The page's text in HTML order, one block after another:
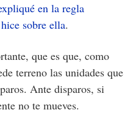
en la regla
sobre ella.
que es que, como
terreno las unidades que
Ante disparos, si
no te mueves.